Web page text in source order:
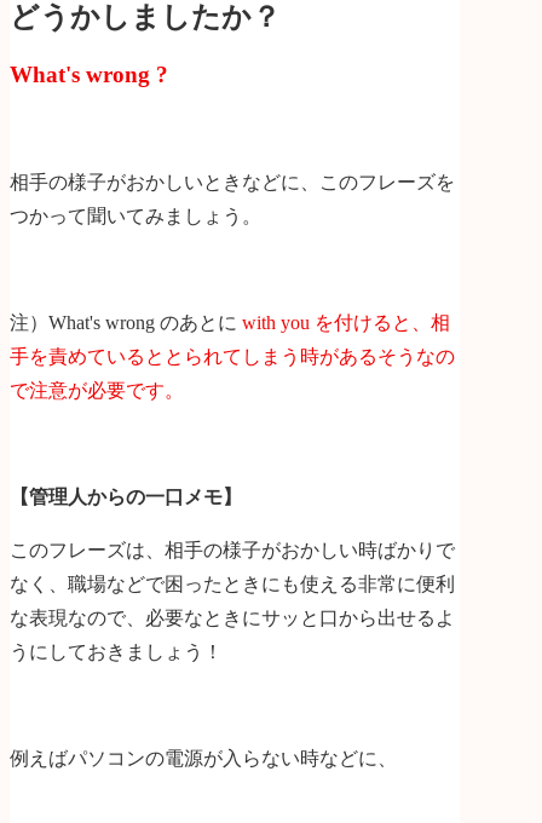
どうかしましたか？
What's wrong ?
相手の様子がおかしいときなどに、このフレーズを
つかって聞いてみましょう。
注）What's wrong のあとに with you を付けると、相
手を責めているととられてしまう時があるそうなの
で注意が必要です。
【管理人からの一口メモ】
このフレーズは、相手の様子がおかしい時ばかりで
なく、職場などで困ったときにも使える非常に便利
な表現なので、必要なときにサッと口から出せるよ
うにしておきましょう！
例えばパソコンの電源が入らない時などに、